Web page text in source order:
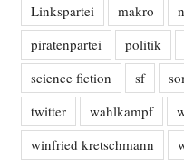
Linkspartei
makro
piratenpartei
politik
science fiction
sf
twitter
wahlkampf
winfried kretschmann